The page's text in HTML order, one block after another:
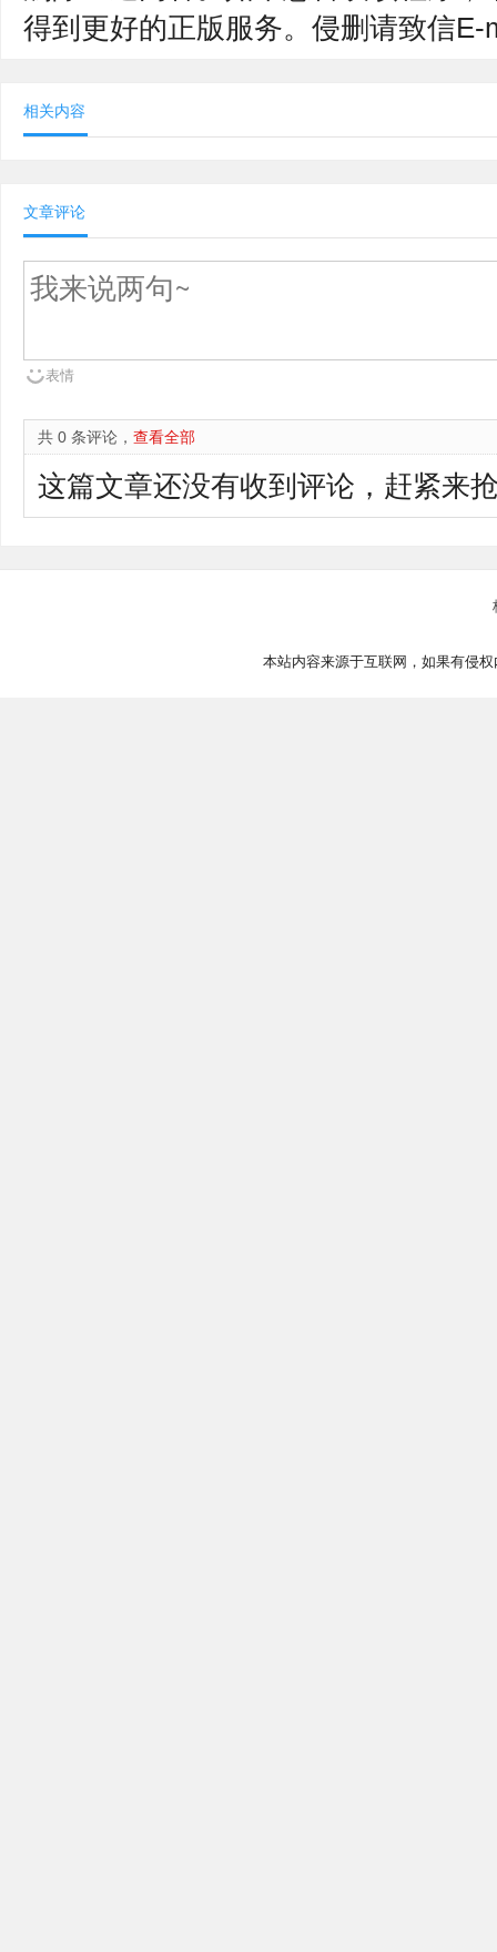
得到更好的正版服务。侵删请致信E-
相关内容
文章评论
表情
共 0 条评论， 查看全部
这篇文章还没有收到评论，赶紧来
本站内容来源于互联网，如果有侵